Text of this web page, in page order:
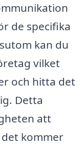
de specifika
kan du
vilket
och hitta det
Detta
att
kommer